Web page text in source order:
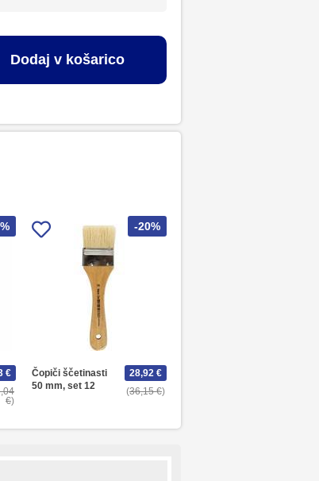
Dodaj v košarico
€
€
-20%
Čopiči ščetinasti
50 mm, set 12
36,15 €
28,92 €